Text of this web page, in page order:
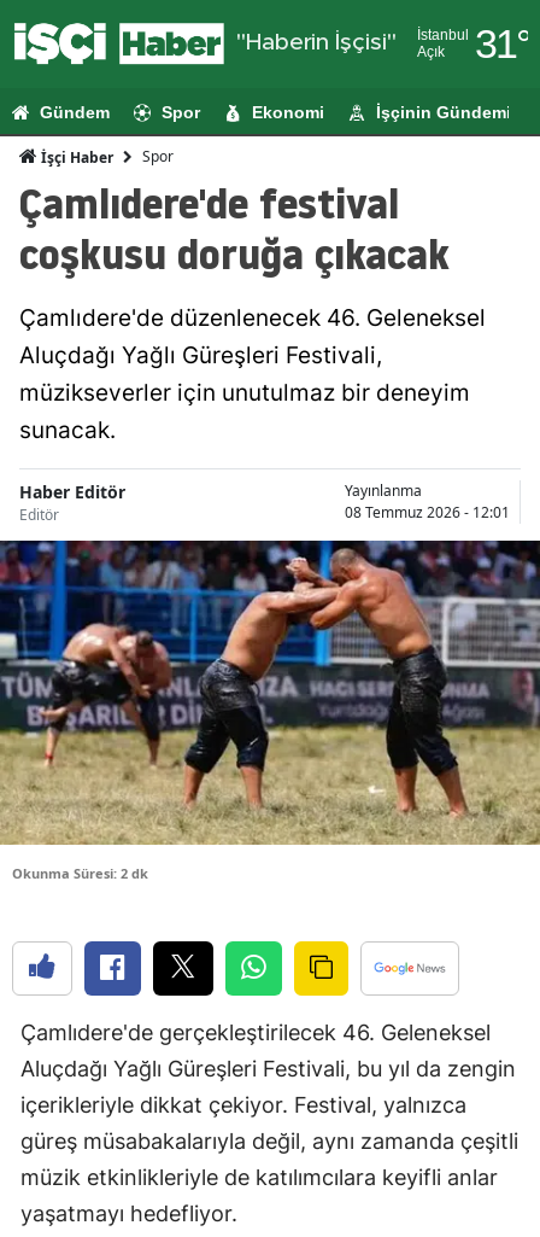
"Haberin İşçisi"
İstanbul
Açık
31°
Adıyaman
Amasya
Ankara
Aydın
Balıkesir
Bilecik
Bingöl
Bitlis
Bolu
Burdur
Bursa
Çorum
Diyarbakır
Edirne
Elazığ
Gündem Spor Ekonomi İşçinin Gündemi
İşçi Haber Spor
Çamlıdere'de festival
coşkusu doruğa çıkacak
Çamlıdere'de düzenlenecek 46. Geleneksel
Aluçdağı Yağlı Güreşleri Festivali,
müzikseverler için unutulmaz bir deneyim
sunacak.
Haber Editör
Editör
Yayınlanma
08 Temmuz 2026 - 12:01
Okunma Süresi: 2 dk
Çamlıdere'de gerçekleştirilecek 46. Geleneksel
Aluçdağı Yağlı Güreşleri Festivali, bu yıl da zengin
içerikleriyle dikkat çekiyor. Festival, yalnızca
güreş müsabakalarıyla değil, aynı zamanda çeşitli
müzik etkinlikleriyle de katılımcılara keyifli anlar
yaşatmayı hedefliyor.